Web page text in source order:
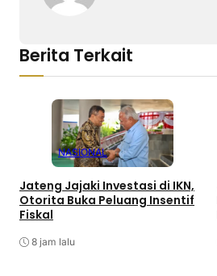
Berita Terkait
NASIONAL
Jateng Jajaki Investasi di IKN,
Otorita Buka Peluang Insentif
Fiskal
8 jam lalu